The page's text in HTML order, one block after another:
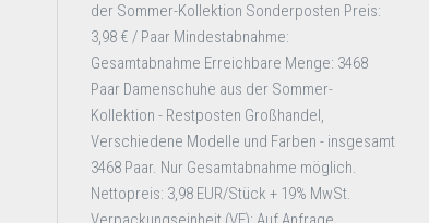
der Sommer-Kollektion Sonderposten Preis:
3,98 € / Paar Mindestabnahme:
Gesamtabnahme Erreichbare Menge: 3468
Paar Damenschuhe aus der Sommer-
Kollektion - Restposten Großhandel,
Verschiedene Modelle und Farben - insgesamt
3468 Paar. Nur Gesamtabnahme möglich.
Nettopreis: 3,98 EUR/Stück + 19% MwSt.